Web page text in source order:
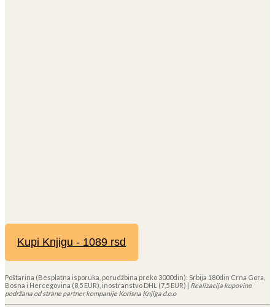
Kupi Knjigu - 1089 rsd
Poštarina (Besplatna isporuka, porudžbina preko 3000din): Srbija 180din Crna Gora,
Bosna i Hercegovina (8,5 EUR), inostranstvo DHL (7,5 EUR) | Realizacija kupovine
podržana od strane partner kompanije Korisna Knjiga d.o.o